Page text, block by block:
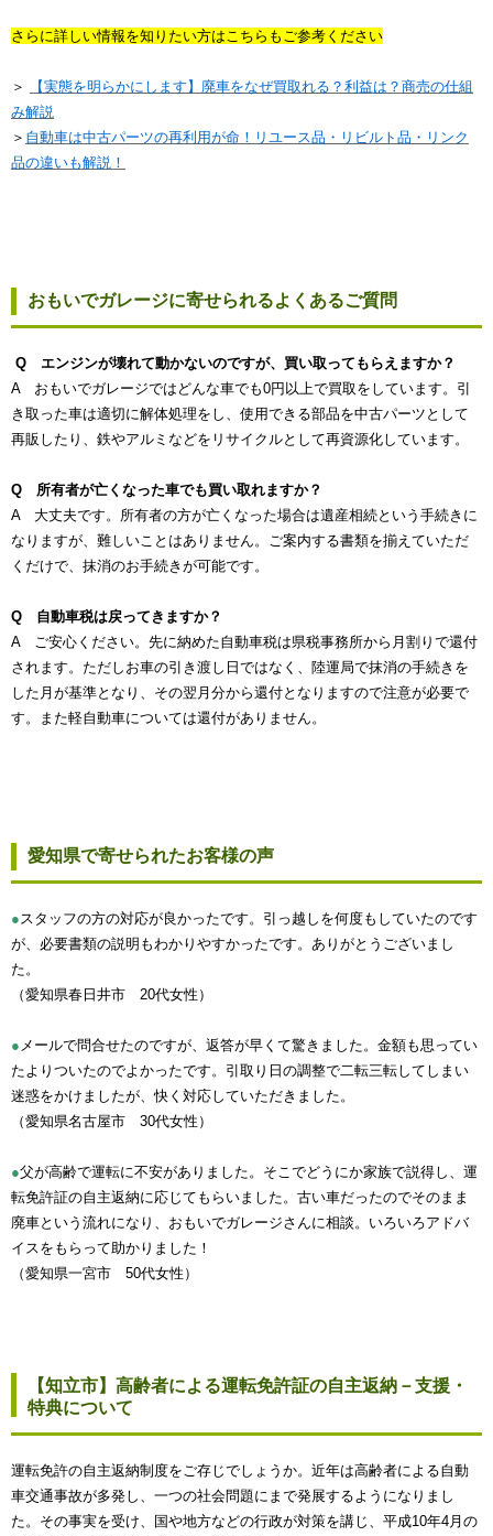
さらに詳しい情報を知りたい方はこちらもご参考ください
＞
【実態を明らかにします】廃車をなぜ買取れる？利益は？商売の仕組
み解説
＞ 自動車は中古パーツの再利用が命！リユース品・リビルト品・リンク
品の違いも解説！
おもいでガレージに寄せられるよくあるご質問
Q エンジンが壊れて動かないのですが、買い取ってもらえますか？
A おもいでガレージではどんな車でも0円以上で買取をしています。引
き取った車は適切に解体処理をし、使用できる部品を中古パーツとして
再販したり、鉄やアルミなどをリサイクルとして再資源化しています。
Q 所有者が亡くなった車でも買い取れますか？
A 大丈夫です。所有者の方が亡くなった場合は遺産相続という手続きに
なりますが、難しいことはありません。ご案内する書類を揃えていただ
くだけで、抹消のお手続きが可能です。
Q 自動車税は戻ってきますか？
A ご安心ください。先に納めた自動車税は県税事務所から月割りで還付
されます。ただしお車の引き渡し日ではなく、陸運局で抹消の手続きを
した月が基準となり、その翌月分から還付となりますので注意が必要で
す。また軽自動車については還付がありません。
愛知県で寄せられたお客様の声
● スタッフの方の対応が良かったです。引っ越しを何度もしていたのです
が、必要書類の説明もわかりやすかったです。ありがとうございまし
た。
（愛知県春日井市 20代女性）
● メールで問合せたのですが、返答が早くて驚きました。金額も思ってい
たよりついたのでよかったです。引取り日の調整で二転三転してしまい
迷惑をかけましたが、快く対応していただきました。
（愛知県名古屋市 30代女性）
●父が高齢で運転に不安がありました。そこでどうにか家族で説得し、運
転免許証の自主返納に応じてもらいました。古い車だったのでそのまま
廃車という流れになり、おもいでガレージさんに相談。いろいろアドバ
イスをもらって助かりました！
（愛知県一宮市 50代女性）
【知立市】高齢者による運転免許証の自主返納－支援・
特典について
運転免許の自主返納制度をご存じでしょうか。近年は高齢者による自動
車交通事故が多発し、一つの社会問題にまで発展するようになりまし
た。その事実を受け、国や地方などの行政が対策を講じ、平成10年4月の